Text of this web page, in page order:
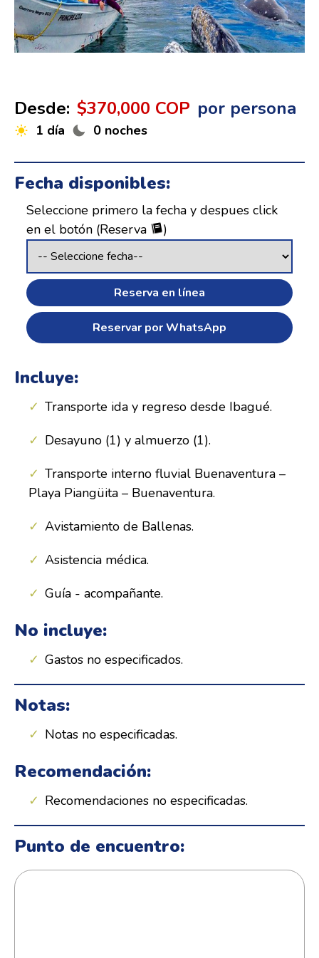
Desde: $370,000 COP por persona
1 día 0 noches
Fecha disponibles:
Seleccione primero la fecha y despues click
en el botón (Reserva
)
Reserva en línea
Reservar por WhatsApp
Incluye:
Transporte ida y regreso desde Ibagué.
Desayuno (1) y almuerzo (1).
Transporte interno fluvial Buenaventura –
Playa Piangüita – Buenaventura.
Avistamiento de Ballenas.
Asistencia médica.
Guía - acompañante.
No incluye:
Gastos no especificados.
Notas:
Notas no especificadas.
Recomendación:
Recomendaciones no especificadas.
Punto de encuentro: